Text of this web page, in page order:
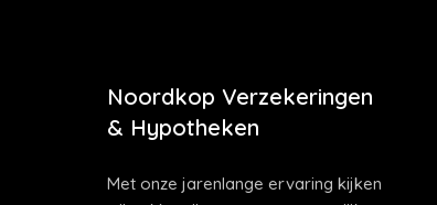
Noordkop Verzekeringen
& Hypotheken
Met onze jarenlange ervaring kijken